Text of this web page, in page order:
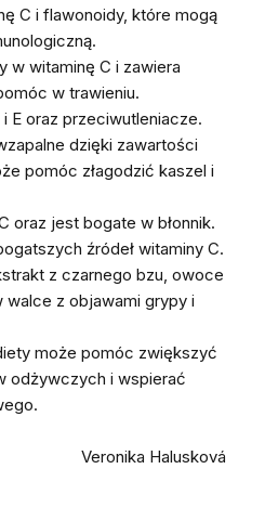
C i flawonoidy, które mogą
w witaminę C i zawiera
w trawieniu.
E oraz przeciwutleniacze.
dzięki zawartości
pomóc złagodzić kaszel i
oraz jest bogate w błonnik.
źródeł witaminy C.
z czarnego bzu, owoce
z objawami grypy i
może pomóc zwiększyć
odżywczych i wspierać
Veronika Halusková